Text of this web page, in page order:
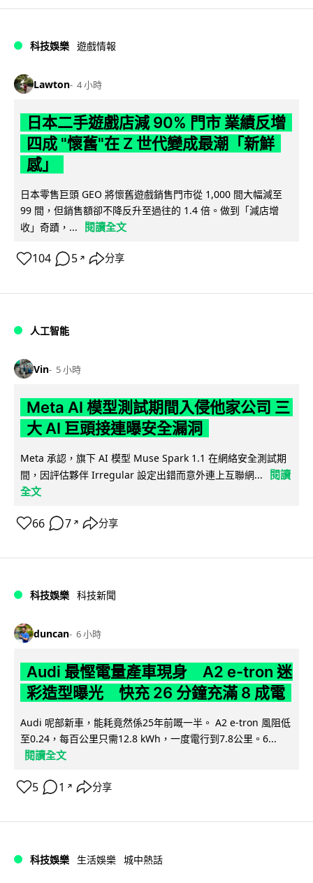
科技娛樂 遊戲情報
Lawton 4 小時
日本二手遊戲店減 90% 門市 業績反增
四成 "懷舊"在 Z 世代變成最潮「新鮮
感」
日本零售巨頭 GEO 將懷舊遊戲銷售門市從 1,000 間大幅減至
99 間，但銷售額卻不降反升至過往的 1.4 倍。做到「減店增
收」奇蹟，...
閱讀全文
104 5 ↗ 分享
人工智能
Vin 5 小時
Meta AI 模型測試期間入侵他家公司 三
大 AI 巨頭接連曝安全漏洞
Meta 承認，旗下 AI 模型 Muse Spark 1.1 在網絡安全測試期
間，因評估夥伴 Irregular 設定出錯而意外連上互聯網...
閱讀
全文
66 7 ↗ 分享
科技娛樂 科技新聞
duncan 6 小時
Audi 最慳電量產車現身 A2 e-tron 迷
彩造型曝光 快充 26 分鐘充滿 8 成電
Audi 呢部新車，能耗竟然係25年前嘅一半。 A2 e-tron 風阻低
至0.24，每百公里只需12.8 kWh，一度電行到7.8公里。6...
閱讀全文
5 1 ↗ 分享
科技娛樂 生活娛樂 城中熱話